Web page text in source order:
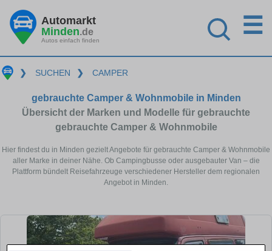
Automarkt
Minden.de
Autos einfach finden
☰
❯ SUCHEN ❯ CAMPER
gebrauchte Camper & Wohnmobile in Minden
Übersicht der Marken und Modelle für gebrauchte
gebrauchte Camper & Wohnmobile
Hier findest du in Minden gezielt Angebote für gebrauchte Camper & Wohnmobile
aller Marke in deiner Nähe. Ob Campingbusse oder ausgebauter Van – die
Plattform bündelt Reisefahrzeuge verschiedener Hersteller dem regionalen
Angebot in Minden.